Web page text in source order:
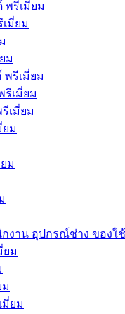
พรีเมี่ยม
เมี่ยม
ม
พรีเมี่ยม
รีเมี่ยม
เมี่ยม
ยม
ม
งาน อุปกรณ์ช่าง ของใ
ยม
ม
มี่ยม